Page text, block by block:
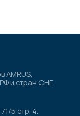
AMRUS,
и стран СНГ.
5 стр. 4.